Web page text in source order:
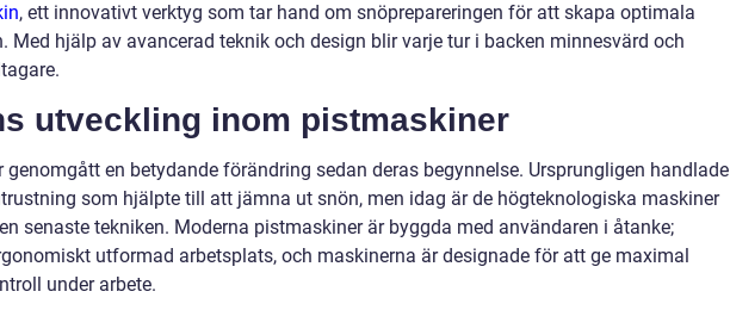
, ett innovativt verktyg som tar hand om snöprepareringen för att skapa optimala
Med hjälp av avancerad teknik och design blir varje tur i backen minnesvärd och
utveckling inom pistmaskiner
genomgått en betydande förändring sedan deras begynnelse. Ursprungligen handlade
som hjälpte till att jämna ut snön, men idag är de högteknologiska maskiner
senaste tekniken. Moderna pistmaskiner är byggda med användaren i åtanke;
utformad arbetsplats, och maskinerna är designade för att ge maximal
under arbete.